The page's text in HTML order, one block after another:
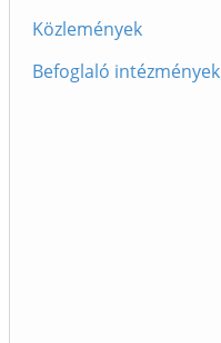
Közlemények
Befoglaló intézmények